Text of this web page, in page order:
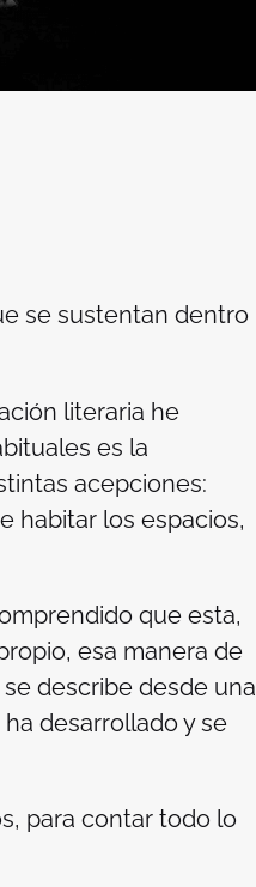
se sustentan dentro
literaria he
es la
acepciones:
habitar los espacios,
que esta,
esa manera de
describe desde una
desarrollado y se
para contar todo lo